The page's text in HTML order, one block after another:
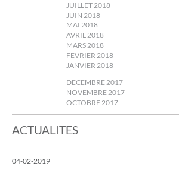
JUILLET 2018
MAI 2018
JUIN 2018
AVRIL 2018
MARS 2018
FEVRIER 2018
JANVIER 2018
DECEMBRE 2017
NOVEMBRE 2017
OCTOBRE 2017
ACTUALITES
04-02-2019